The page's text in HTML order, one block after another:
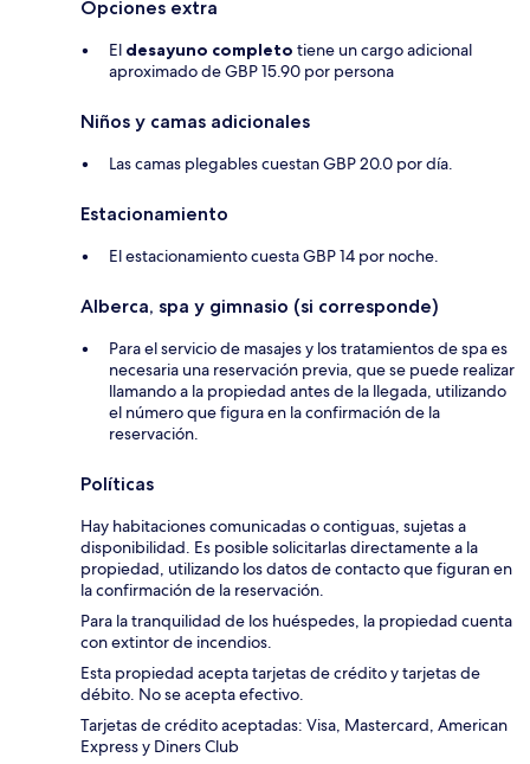
Opciones extra
El desayuno completo tiene un cargo adicional
aproximado de GBP 15.90 por persona
Niños y camas adicionales
Las camas plegables cuestan GBP 20.0 por día.
Estacionamiento
El estacionamiento cuesta GBP 14 por noche.
Alberca, spa y gimnasio (si corresponde)
Para el servicio de masajes y los tratamientos de spa es
necesaria una reservación previa, que se puede realizar
llamando a la propiedad antes de la llegada, utilizando
el número que figura en la confirmación de la
reservación.
Políticas
Hay habitaciones comunicadas o contiguas, sujetas a
disponibilidad. Es posible solicitarlas directamente a la
propiedad, utilizando los datos de contacto que figuran en
la confirmación de la reservación.
Para la tranquilidad de los huéspedes, la propiedad cuenta
con extintor de incendios.
Esta propiedad acepta tarjetas de crédito y tarjetas de
débito. No se acepta efectivo.
Tarjetas de crédito aceptadas: Visa, Mastercard, American
Express y Diners Club